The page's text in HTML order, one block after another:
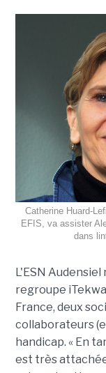
Catherine Huard-
EFIS, va assister
dans
L'ESN
regroupe
France, deux
collaborateurs
handicap. « En
est très